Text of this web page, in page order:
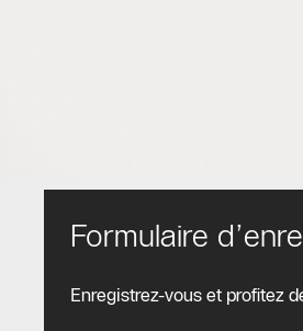
Formulaire
Enregistrez-vous et profitez
Le
Pour